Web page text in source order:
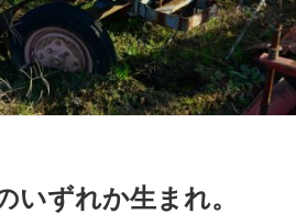
いずれか生まれ。